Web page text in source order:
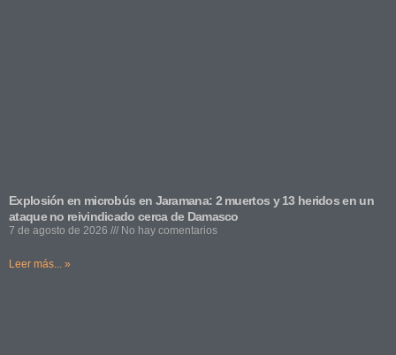
Explosión en microbús en Jaramana: 2 muertos y 13 heridos en un
ataque no reivindicado cerca de Damasco
7 de agosto de 2026 No hay comentarios
Leer más... »